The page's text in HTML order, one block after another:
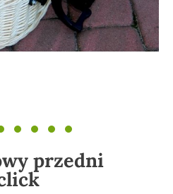
przedni